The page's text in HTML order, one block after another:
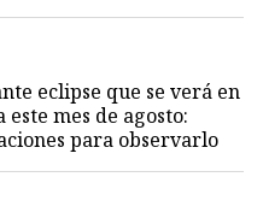
eclipse que se verá en
mes de agosto:
para observarlo